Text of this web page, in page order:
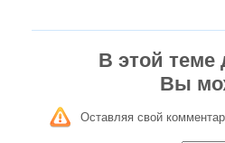
В этой теме
Вы
Оставляя свой